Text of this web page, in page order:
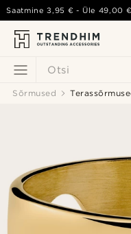
Otsi
Saatmine3,95 € - Üle 49,00 €
Sõrmused